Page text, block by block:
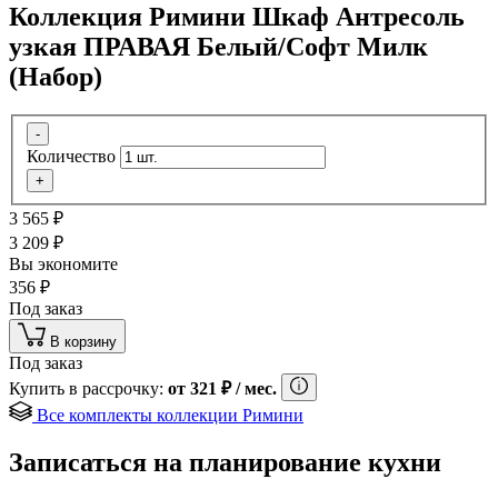
Коллекция Римини Шкаф Антресоль
узкая ПРАВАЯ Белый/Софт Милк
(Набор)
-
Количество
+
3 565 ₽
3 209 ₽
Вы экономите
356 ₽
Под заказ
В корзину
Под заказ
Купить в рассрочку: от 321 ₽/ мес.
Все комплекты коллекции Римини
Записаться на планирование кухни